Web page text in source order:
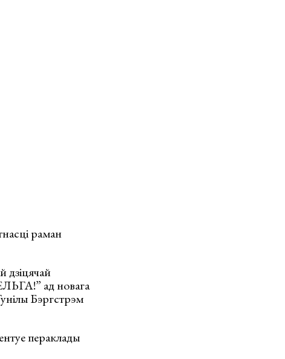
раман
дзіцячай
ад новага
Бэргстрэм
пераклады